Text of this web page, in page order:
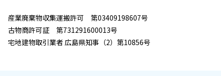
産業廃棄物収集運搬許可 第03409198607号
古物商許可証 第731291600013号
宅地建物取引業者 広島県知事（2）第10856号